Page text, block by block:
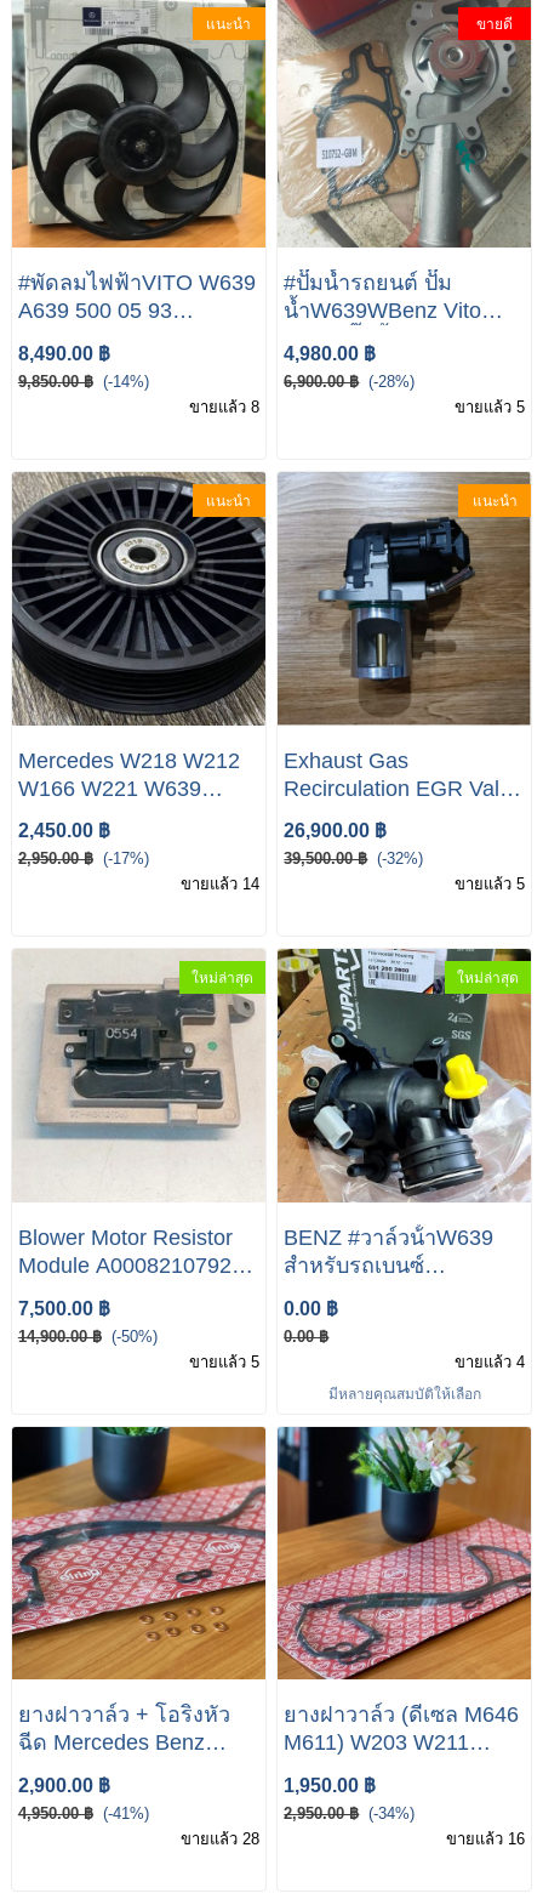
แนะนำ
#พัดลมไฟฟ้าVITO W639
A639 500 05 93
RADIATOR FAN
MERCEDES-BENZ
VITO W639
8,490.00 ฿
9,850.00 ฿ (-14%)
ขายแล้ว 8
ขายดี
#ปั๊มน้ำรถยนต์ ปั๊ม
น้ำW639WBenz Vito
W639 ปั๊มน้ำรถยนต์
(water pump) เบนซ์
BENZ W639 Vito II,
pump) เบนซ์ BENZ
W639 Vito II, Viano 115
Cdi 2.2 03
4,980.00 ฿
6,900.00 ฿ (-28%)
ขายแล้ว 5
แนะนำ
Mercedes W218 W212
W166 W221 W639
W901 W902 Roller
Tensioner Pulley New
A6112340193
2,450.00 ฿
2,950.00 ฿ (-17%)
ขายแล้ว 14
แนะนำ
Exhaust Gas
Recirculation EGR Valve
Mercedes-Benz Vito
EGR #วาล์วหมุนเวียน
ก๊าซไอเสียวาล์ว EGR
26,900.00 ฿
39,500.00 ฿ (-32%)
ขายแล้ว 5
ใหม่ล่าสุด
Blower Motor Resistor
Module A0008210792
Fit For Mercedes Viano
Vito W639
7,500.00 ฿
14,900.00 ฿ (-50%)
ขายแล้ว 5
ใหม่ล่าสุด
BENZ #วาล์วน้ําW639
สำหรับรถเบนซ์
Mercedes-Benz รุ่น Vito
115CDI W639 เครื่อง
OM651 A651 200 28 00
00 เสือวาวล์น้ำ A651 203
16 82 ท่อต่อ
0.00 ฿
0.00 ฿
ขายแล้ว 4
มีหลายคุณสมบัติให้เลือก
ยางฝาวาล์ว + โอริงหัว
ฉีด Mercedes Benz
W211 E220 CDI (ดีเซล
M646 M611) W203
W211 W639 W163
2,900.00 ฿
4,950.00 ฿ (-41%)
ขายแล้ว 28
ยางฝาวาล์ว (ดีเซล M646
M611) W203 W211
W639 W163 W164
Gasket Set, Cylinder
Head Cover 685.510
1,950.00 ฿
2,950.00 ฿ (-34%)
ขายแล้ว 16